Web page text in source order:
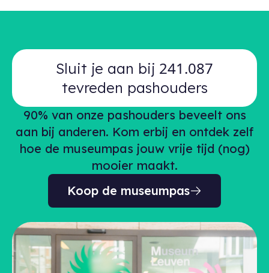
Sluit je aan bij 241.087
tevreden pashouders
90% van onze pashouders beveelt ons
aan bij anderen. Kom erbij en ontdek zelf
hoe de museumpas jouw vrije tijd (nog)
mooier maakt.
Koop de museumpas